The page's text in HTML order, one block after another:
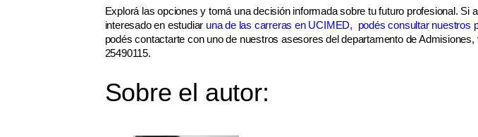
Explorá las opciones y tomá una decisión informada sobre tu futuro profesional. Si
interesado en estudiar una de las carreras en UCIMED, podés consultar nuestros
podés contactarte con uno de nuestros asesores del departamento de
25490115.
Sobre el autor: